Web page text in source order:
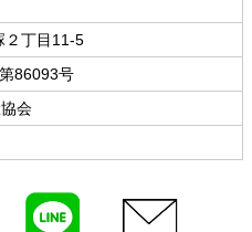
２丁目11-5
86093号
会
Facebook